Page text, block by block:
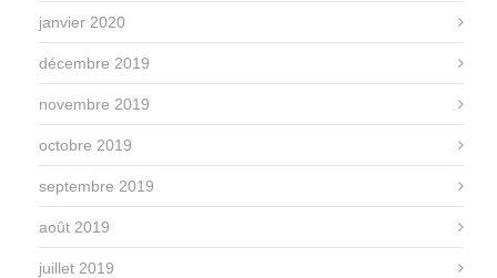
janvier 2020
décembre 2019
novembre 2019
octobre 2019
septembre 2019
août 2019
juillet 2019